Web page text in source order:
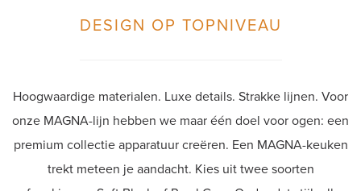
DESIGN OP TOPNIVEAU
Hoogwaardige materialen. Luxe details. Strakke lijnen. Voor
onze MAGNA-lijn hebben we maar één doel voor ogen: een
premium collectie apparatuur creëren. Een MAGNA-keuken
trekt meteen je aandacht. Kies uit twee soorten